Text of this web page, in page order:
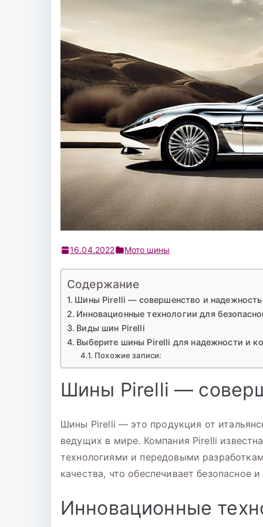
16.04.2022 Мото шины
Содержание
Шины Pirelli — совершенство и надежность
Инновационные технологии для
Виды шин Pirelli
Выберите шины Pirelli для надежности и
Похожие записи:
Шины Pirelli —
Шины Pirelli — это продукция от
ведущих в мире. Компания Pirelli
технологиями и передовыми
качества, что обеспечивает
Инновационные